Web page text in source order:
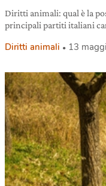
Diritti animali: qual è la
principali partiti italiani
Diritti animali 13